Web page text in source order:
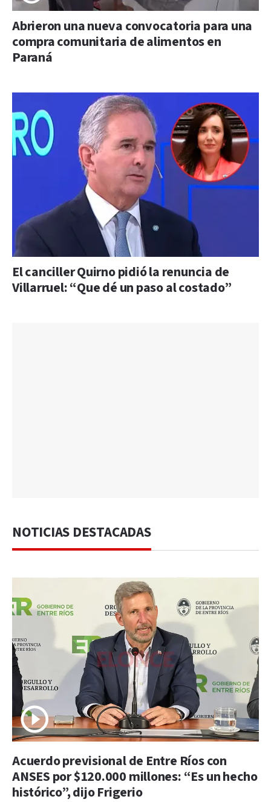
Abrieron una nueva convocatoria para una
compra comunitaria de alimentos en
Paraná
El canciller Quirno pidió la renuncia de
Villarruel: “Que dé un paso al costado”
NOTICIAS DESTACADAS
Acuerdo previsional de Entre Ríos con
ANSES por $120.000 millones: “Es un hecho
histórico”, dijo Frigerio